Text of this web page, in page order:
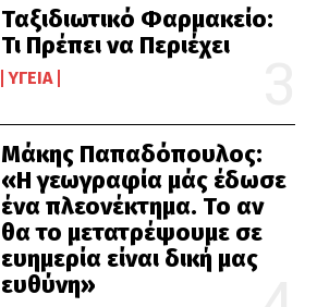
Ταξιδιωτικό Φαρμακείο:
Τι Πρέπει να Περιέχει
ΥΓΕΊΑ
Μάκης Παπαδόπουλος:
«Η γεωγραφία μάς έδωσε
ένα πλεονέκτημα. Το αν
θα το μετατρέψουμε σε
ευημερία είναι δική μας
ευθύνη»